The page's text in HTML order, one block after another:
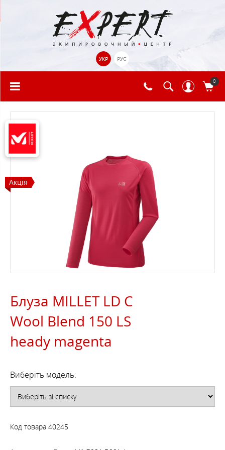
УКР РУС
0
Акція
Блуза MILLET LD C
Wool Blend 150 LS
heady magenta
Виберіть модель:
Код товара 40245